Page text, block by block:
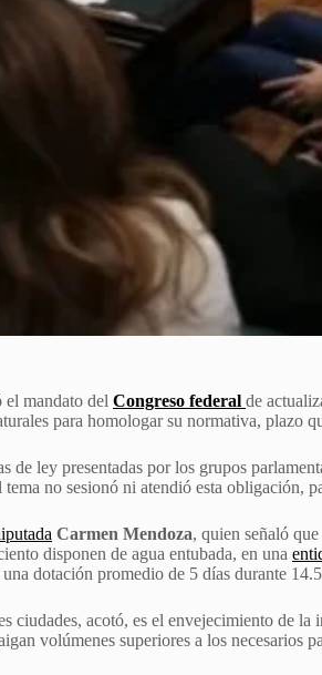
mandato del Congreso federal de
para homologar su normativa, plazo
de ley presentadas por los grupos
no sesionó ni atendió esta obligación,
Carmen Mendoza, quien señaló que
disponen de agua entubada, en una
dotación promedio de 5 días durante
ciudades, acotó, es el envejecimiento de la
volúmenes superiores a los necesarios